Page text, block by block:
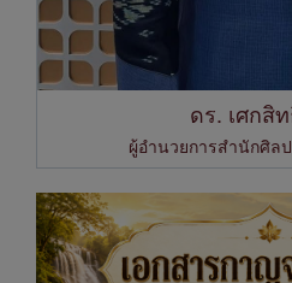
ดร. เศกสิ
ผู้อำนวยการสำนักศิ